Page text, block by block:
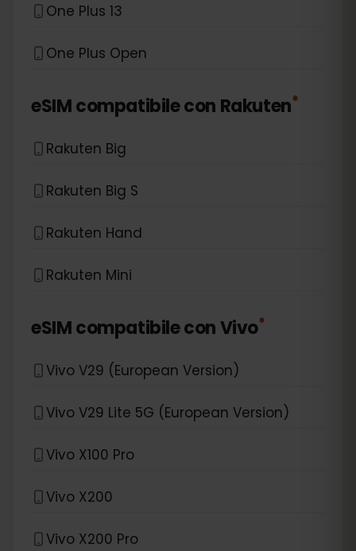
One Plus 13
One Plus Open
eSIM compatibile con Rakuten*
Rakuten Big
Rakuten Big S
Rakuten Hand
Rakuten Mini
eSIM compatibile conVivo*
Vivo V29 (European Version)
Vivo V29 Lite 5G (European Version)
Vivo X100 Pro
Vivo X200
Vivo X200 Pro